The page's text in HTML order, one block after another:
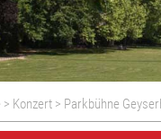
> Konzert > Parkbühne